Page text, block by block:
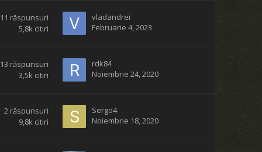
11 răspunsuri
5,8k citiri
vladandrei
Februarie 4, 2023
13 răspunsuri
3,5k citiri
rdk84
Noiembrie 24, 2020
2 răspunsuri
9,8k citiri
Sergo4
Noiembrie 18, 2020